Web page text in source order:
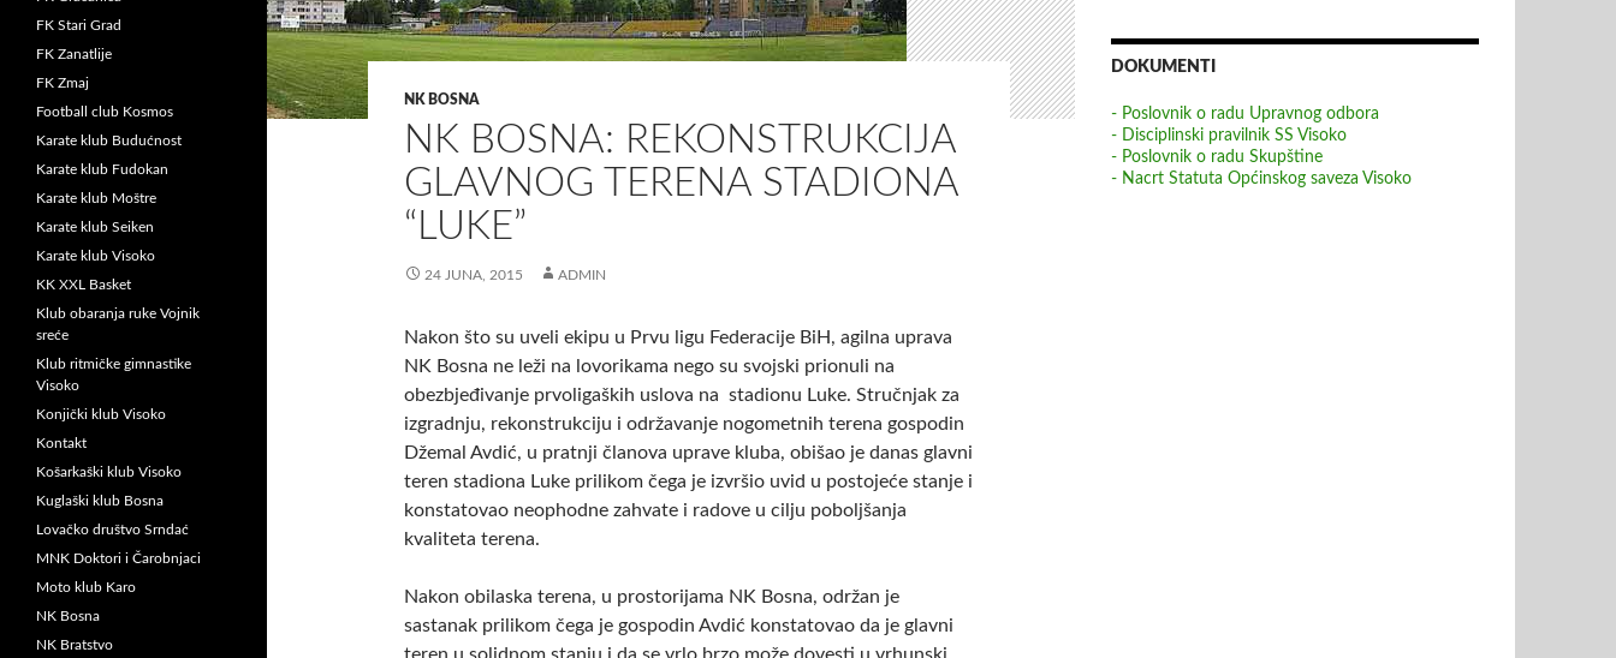
NK BOSNA
NK BOSNA: REKONSTRUKCIJA
GLAVNOG TERENA STADIONA
“LUKE”
24 JUNA, 2015 ADMIN
Nakon što su uveli ekipu u Prvu ligu Federacije BiH, agilna uprava
NK Bosna ne leži na lovorikama nego su svojski prionuli na
obezbjeđivanje prvoligaških uslova na stadionu Luke. Stručnjak za
izgradnju, rekonstrukciju i održavanje nogometnih terena gospodin
Džemal Avdić, u pratnji članova uprave kluba, obišao je danas glavni
teren stadiona Luke prilikom čega je izvršio uvid u postojeće stanje i
konstatovao neophodne zahvate i radove u cilju poboljšanja
kvaliteta terena.
Nakon obilaska terena, u prostorijama NK Bosna, održan je
sastanak prilikom čega je gospodin Avdić konstatovao da je glavni
DOKUMENTI
- Poslovnik o radu Upravnog odbora
- Disciplinski pravilnik SS Visoko
- Poslovnik o radu Skupštine
- Nacrt Statuta Općinskog saveza Visoko
FK Stari Grad
FK Zanatlije
FK Zmaj
Football club Kosmos
Karate klub Budućnost
Karate klub Fudokan
Karate klub Moštre
Karate klub Seiken
Karate klub Visoko
KK XXL Basket
Klub obaranja ruke Vojnik
sreće
Klub ritmičke gimnastike
Visoko
Konjički klub Visoko
Kontakt
Košarkaški klub Visoko
Kuglaški klub Bosna
Lovačko društvo Srndać
MNK Doktori i Čarobnjaci
Moto klub Karo
NK Bosna
NK Bratstvo